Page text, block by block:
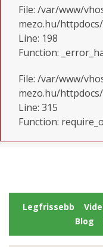
File: /var/www/
mezo.hu/
Line: 198
Function:
File: /var/www/
mezo.hu/
Line: 315
Function:
Legfrissebb
Blog